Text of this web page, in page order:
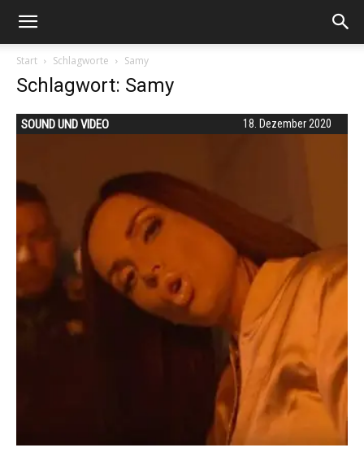
Start Schlagworte Samy
Schlagwort: Samy
18. Dezember 2020
SOUND UND VIDEO